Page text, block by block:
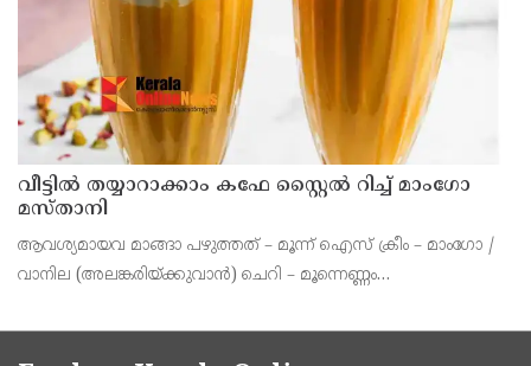
വീട്ടിൽ തയ്യാറാക്കാം കഫേ സ്റ്റൈൽ റിച്ച് മാംഗോ
മസ്താനി
ആവശ്യമായവ മാങ്ങാ പഴുത്തത് – മൂന്ന് ഐസ് ക്രീം – മാംഗോ /
വാനില (അലങ്കരിയ്ക്കുവാന്‍) ചെറി – മൂന്നെണ്ണം